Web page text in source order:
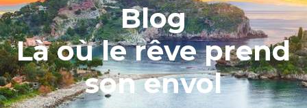
Blog
Là où le rêve prend
son envol